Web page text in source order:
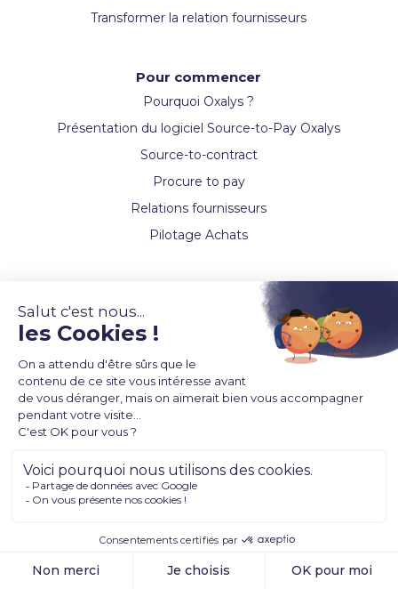
Transformer la relation fournisseurs
Pour commencer
Pourquoi Oxalys ?
Présentation du logiciel Source-to-Pay Oxalys
Source-to-contract
Procure to pay
Relations fournisseurs
Pilotage Achats
Qui sommes-nous ?
Actualités
Webinaires
Témoignages clients